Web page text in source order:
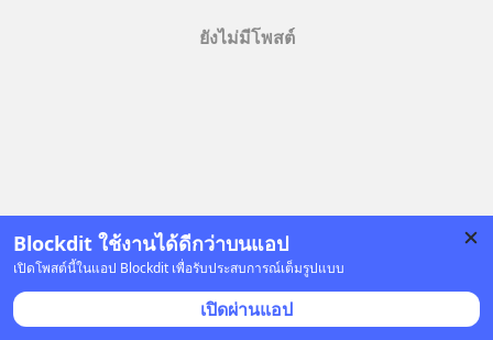
Blockdit ใช้งานได้ดีกว่าบนแอป
เปิดโพสต์นี้ในแอป Blockdit เพื่อรับประสบการณ์เต็มรูปแบบ
เปิดผ่านแอป
ยังไม่มีโพสต์